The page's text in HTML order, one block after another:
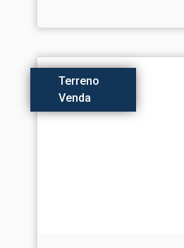
Terreno
Venda